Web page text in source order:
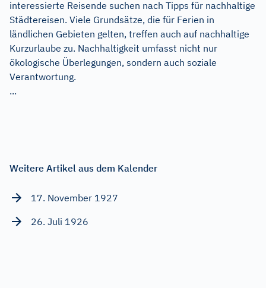
interessierte Reisende suchen nach Tipps für nachhaltige
Städtereisen. Viele Grundsätze, die für Ferien in
ländlichen Gebieten gelten, treffen auch auf nachhaltige
Kurzurlaube zu. Nachhaltigkeit umfasst nicht nur
ökologische Überlegungen, sondern auch soziale
Verantwortung.
...
Weitere Artikel aus dem Kalender
17. November 1927
26. Juli 1926